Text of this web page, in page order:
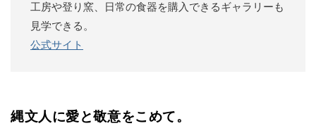
工房や登り窯、日常の食器を購入できるギャラリーも
見学できる。
公式サイト
縄文人に愛と敬意をこめて。